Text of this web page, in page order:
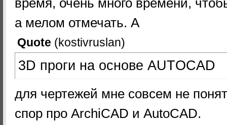
время, очень много времени,
а мелом отмечать. А
Quote (kostivruslan)
3D проги на основе AUTOCAD
для чертежей мне совсем не
спор про ArchiCAD и AutoCAD.